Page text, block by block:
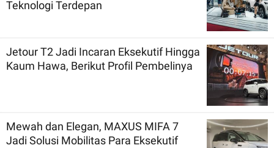
Teknologi Terdepan
Jetour T2 Jadi Incaran Eksekutif Hingga
Kaum Hawa, Berikut Profil Pembelinya
Mewah dan Elegan, MAXUS MIFA 7
Jadi Solusi Mobilitas Para Eksekutif